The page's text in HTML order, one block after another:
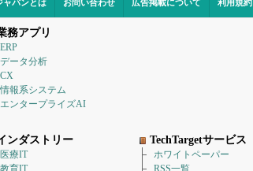
ャパンとは お問い合わせ 広告掲載について 利用規約
務アプリ
ERP
データ分析
CX
情報系システム
エンタープライズAI
ンダストリー
医療IT
教育IT
TechTargetサービス
ホワイトペーパー
RSS一覧